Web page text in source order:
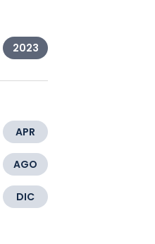
2023
APR
AGO
DIC